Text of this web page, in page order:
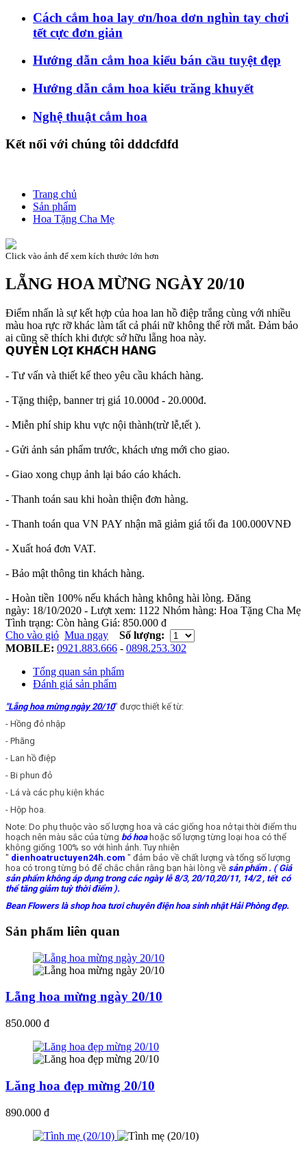
Cách cắm hoa lay ơn/hoa dơn nghìn tay chơi
tết cực đơn giản
Hướng dẫn cắm hoa kiểu bán cầu tuyệt đẹp
Hướng dẫn cắm hoa kiểu trăng khuyết
Nghệ thuật cắm hoa
Kết nối với chúng tôi dddcfdfd
Trang chủ
Sản phẩm
Hoa Tặng Cha Mẹ
Click vào ảnh để xem kích thước lớn hơn
LẴNG HOA MỪNG NGÀY 20/10
Điểm nhấn là sự kết hợp của hoa lan hồ điệp trắng cùng với nhiều
màu hoa rực rỡ khác làm tất cả phái nữ không thể rời mắt. Đảm bảo
ai cũng sẽ thích khi được sở hữu lẵng hoa này.
𝗤𝗨𝗬𝗘̂̀𝗡 𝗟𝗢̛̣𝗜 𝗞𝗛𝗔́𝗖𝗛 𝗛𝗔̀𝗡𝗚
- Tư vấn và thiết kế theo yêu cầu khách hàng.
- Tặng thiệp, banner trị giá 10.000đ - 20.000đ.
- Miễn phí ship khu vực nội thành(trừ lễ,tết ).
- Gửi ảnh sản phẩm trước, khách ưng mới cho giao.
- Giao xong chụp ảnh lại báo cáo khách.
- Thanh toán sau khi hoàn thiện đơn hàng.
- Thanh toán qua VN PAY nhận mã giảm giá tối đa 100.000VNĐ
- Xuất hoá đơn VAT.
- Bảo mật thông tin khách hàng.
- Hoàn tiền 100% nếu khách hàng không hài lòng. Đăng
ngày: 18/10/2020 - Lượt xem: 1122 Nhóm hàng: Hoa Tặng Cha Mẹ
Tình trạng: Còn hàng Giá: 850.000 đ
Cho vào giỏ Mua ngay
Số lượng:
MOBILE: 0921.883.666 - 0898.253.302
Tổng quan sản phẩm
Đánh giá sản phẩm
"Lẵng hoa mừng ngày 20/10" được thiết kế từ:
- Hồng đỏ nhập
- Phăng
- Lan hồ điệp
- Bi phun đỏ
- Lá và các phụ kiện khác
- Hộp hoa.
Note: Do phụ thuộc vào số lượng hoa và các giống hoa nở tại thời điểm thu
hoạch nên màu sắc của từng bó hoahoặc số lượng từng loại hoa có thể
không giống 100% so với hình ảnh. Tuy nhiên
" dienhoatructuyen24h.com " đảm bảo về chất lượng và tổng số lượng
hoa có trong từng bó để chắc chắn rằng bạn hài lòng về sản phẩm. ( Giá
sản phẩm không áp dụng trong các ngày lễ 8/3, 20/10,20/11, 14/2 , tết có
thể tăng giảm tuỳ thời điểm ).
Bean Flowers là shop hoa tươi chuyên điện hoa sinh nhật Hải Phòng đẹp.
Sản phẩm liên quan
Lẵng hoa mừng ngày 20/10
850.000 đ
Lăng hoa đẹp mừng 20/10
890.000 đ